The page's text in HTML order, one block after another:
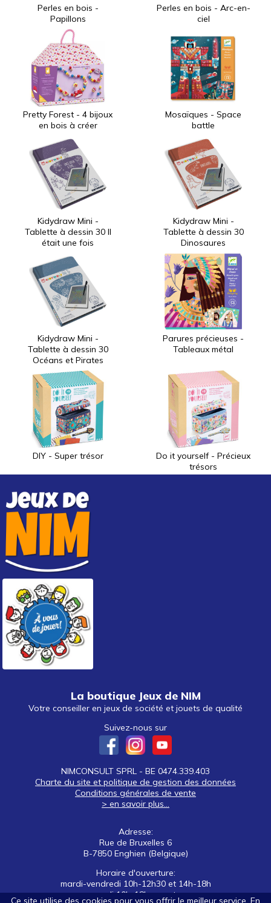
Perles en bois -
Papillons
Perles en bois - Arc-en-
ciel
Pretty Forest - 4 bijoux
en bois à créer
Mosaïques - Space
battle
Kidydraw Mini -
Tablette à dessin 30 Il
était une fois
Kidydraw Mini -
Tablette à dessin 30
Dinosaures
Kidydraw Mini -
Tablette à dessin 30
Océans et Pirates
Parures précieuses -
Tableaux métal
DIY - Super trésor
Do it yourself - Précieux
trésors
La boutique Jeux de NIM
Votre conseiller en jeux de société et jouets de qualité
Suivez-nous sur
NIMCONSULT SPRL - BE 0474.339.403
Charte du site et politique de gestion des données
Conditions générales de vente
> en savoir plus...
Adresse:
Rue de Bruxelles 6
B-7850 Enghien (Belgique)
Horaire d'ouverture:
mardi-vendredi 10h-12h30 et 14h-18h
samedi 10h-18h non stop
Ce site utilise des cookies pour vous offrir le meilleur service. En